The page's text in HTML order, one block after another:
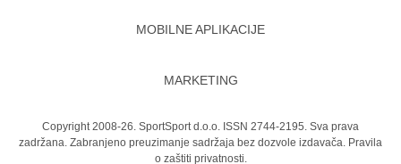
MOBILNE APLIKACIJE
MARKETING
Copyright 2008-26. SportSport d.o.o. ISSN 2744-2195. Sva prava
zadržana. Zabranjeno preuzimanje sadržaja bez dozvole izdavača. Pravila
o zaštiti privatnosti.